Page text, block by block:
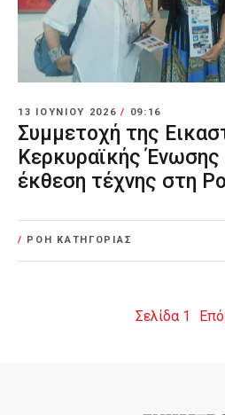
13 ΙΟΥΝΊΟΥ 2026/ 09:16
Συμμετοχή της
Κερκυραϊκής Ένωσης
έκθεση τέχνης στη
/ ΡΟΗ ΚΑΤΗΓΟΡΙΑΣ
Σελίδα 1